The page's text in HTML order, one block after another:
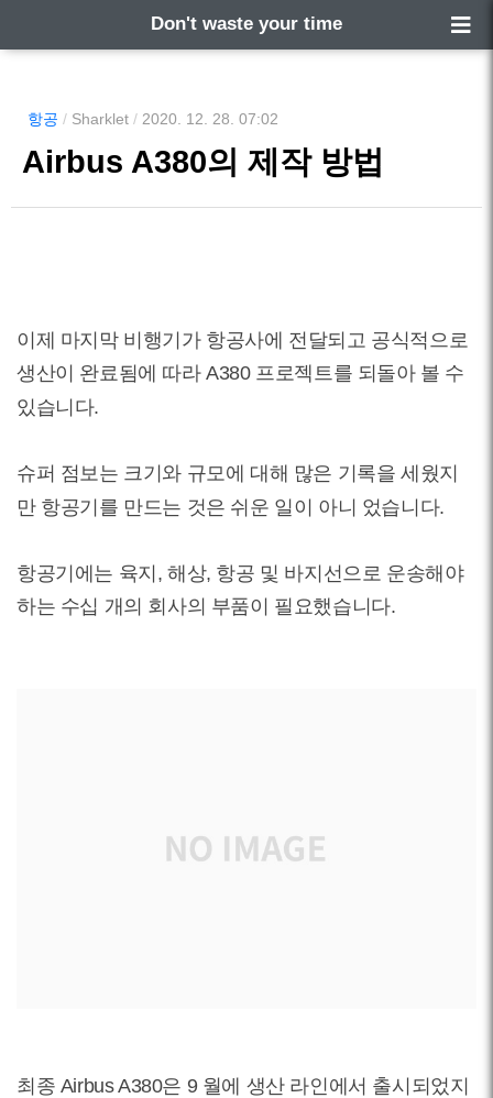
Don't waste your time
항공 / Sharklet / 2020. 12. 28. 07:02
Airbus A380의 제작 방법
이제 마지막 비행기가 항공사에 전달되고 공식적으로
생산이 완료됨에 따라 A380 프로젝트를 되돌아 볼 수
있습니다.
슈퍼 점보는 크기와 규모에 대해 많은 기록을 세웠지
만 항공기를 만드는 것은 쉬운 일이 아니 었습니다.
항공기에는 육지, 해상, 항공 및 바지선으로 운송해야
하는 수십 개의 회사의 부품이 필요했습니다.
최종 Airbus A380은 9 월에 생산 라인에서 출시되었지